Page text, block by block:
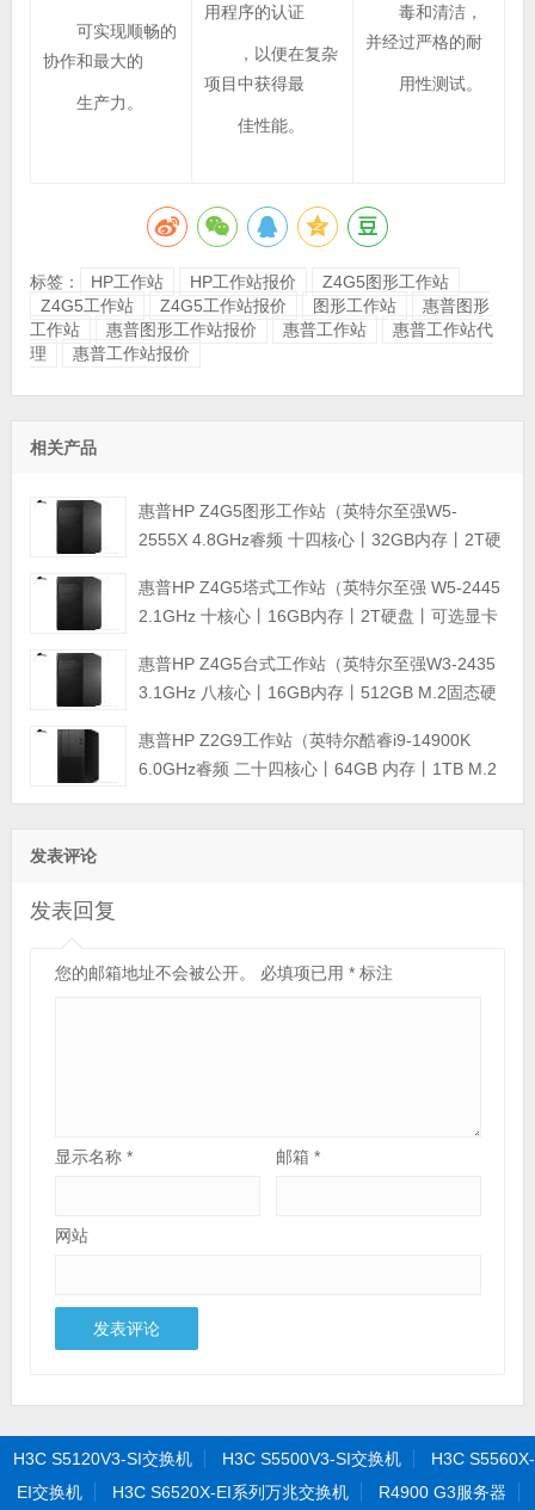
可实现顺畅的
协作和最大的
生产力。
用程序的认证
，以便在复杂
项目中获得最
佳性能。
毒和清洁，
并经过严格的耐
用性测试。
标签： HP工作站 HP工作站报价
Z4G5图形工作站
Z4G5工作站
Z4G5工作站报价 图形工作站
惠普图形
工作站
惠普图形工作站报价 惠普工作站
惠普工作站代
理
惠普工作站报价
相关产品
惠普HP Z4G5图形工作站（英特尔至强W5-
2555X 4.8GHz睿频 十四核心丨32GB内存丨2T硬
惠普HP Z4G5塔式工作站（英特尔至强 W5-2445
2.1GHz 十核心丨16GB内存丨2T硬盘丨可选显卡
惠普HP Z4G5台式工作站（英特尔至强W3-2435
3.1GHz 八核心丨16GB内存丨512GB M.2固态硬
惠普HP Z2G9工作站（英特尔酷睿i9-14900K
6.0GHz睿频 二十四核心丨64GB 内存丨1TB M.2
发表评论
发表回复
您的邮箱地址不会被公开。 必填项已用 *标注
显示名称 * 邮箱*
网站
H3C S5120V3-SI交换机 H3C S5500V3-SI交换机
H3C S5560X-
EI交换机
H3C S6520X-EI系列万兆交换机 R4900 G3服务器